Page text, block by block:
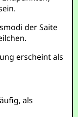
der Saite
erscheint als
als